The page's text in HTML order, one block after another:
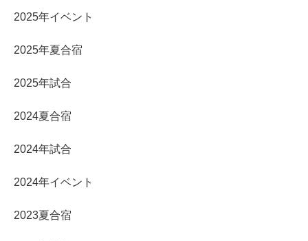
2025年イベント
2025年夏合宿
2025年試合
2024夏合宿
2024年試合
2024年イベント
2023夏合宿